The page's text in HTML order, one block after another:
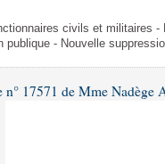
civils et militaires -
publique - Nouvelle
n° 17571 de Mme Nadège